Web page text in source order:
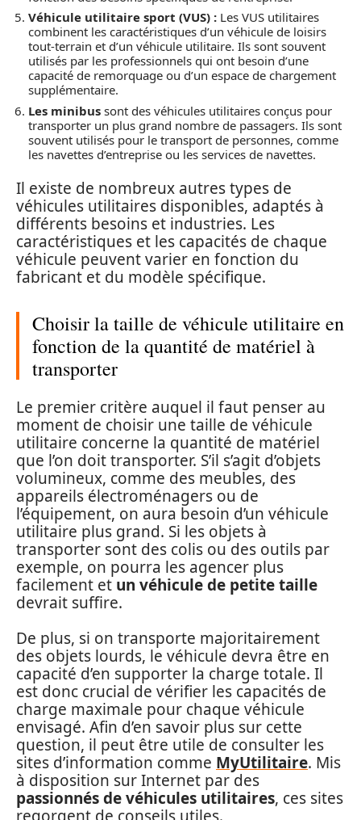
Véhicule utilitaire sport (VUS) : Les VUS utilitaires
combinent les caractéristiques d’un véhicule de loisirs
tout-terrain et d’un véhicule utilitaire. Ils sont souvent
utilisés par les professionnels qui ont besoin d’une
capacité de remorquage ou d’un espace de chargement
supplémentaire.
Les minibus sont des véhicules utilitaires conçus pour
transporter un plus grand nombre de passagers. Ils sont
souvent utilisés pour le transport de personnes, comme
les navettes d’entreprise ou les services de navettes.
Il existe de nombreux autres types de
véhicules utilitaires disponibles, adaptés à
différents besoins et industries. Les
caractéristiques et les capacités de chaque
véhicule peuvent varier en fonction du
fabricant et du modèle spécifique.
Choisir la taille de véhicule utilitaire en
fonction de la quantité de matériel à
transporter
Le premier critère auquel il faut penser au
moment de choisir une taille de véhicule
utilitaire concerne la quantité de matériel
que l’on doit transporter. S’il s’agit d’objets
volumineux, comme des meubles, des
appareils électroménagers ou de
l’équipement, on aura besoin d’un véhicule
utilitaire plus grand. Si les objets à
transporter sont des colis ou des outils par
exemple, on pourra les agencer plus
facilement et un véhicule de petite taille
devrait suffire.
De plus, si on transporte majoritairement
des objets lourds, le véhicule devra être en
capacité d’en supporter la charge totale. Il
est donc crucial de vérifier les capacités de
charge maximale pour chaque véhicule
envisagé. Afin d’en savoir plus sur cette
question, il peut être utile de consulter les
sites d’information comme MyUtilitaire. Mis
à disposition sur Internet par des
passionnés de véhicules utilitaires, ces sites